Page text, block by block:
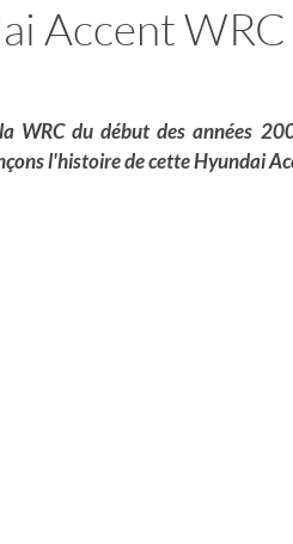
never-raced
Accent
WRC du début des années
l'histoire de cette Hyundai